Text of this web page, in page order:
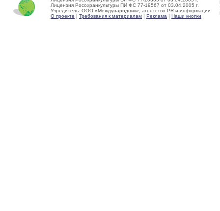
Лицензия Росохранкультуры ПИ ФС 77-19567 от 03.04.2005 г.
Учредитель: ООО «Международник», агентство PR и информации
О проекте | Требования к материалам | Реклама | Наши кнопки